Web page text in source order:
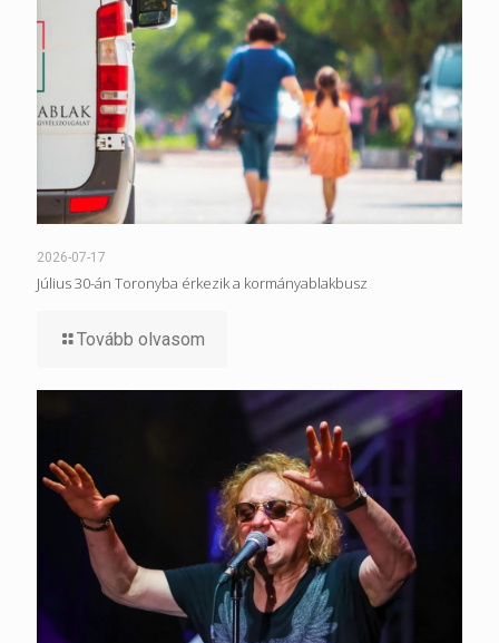
2026-07-17
Július 30-án Toronyba érkezik a kormányablakbusz
Tovább olvasom